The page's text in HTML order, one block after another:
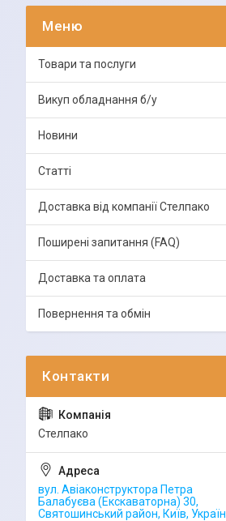
Товари та послуги
Викуп обладнання б/у
Новини
Статті
Доставка від компанії Стелпако
Поширені запитання (FAQ)
Доставка та оплата
Повернення та обмін
Стелпако
вул. Авіаконструктора Петра
Балабуєва (Екскаваторна) 30,
Святошинський район, Київ,